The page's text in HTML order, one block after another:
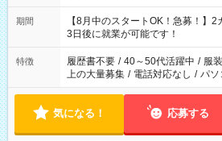
と休みを合わせたい」 「余裕を持
「できれば残業はしたくない」 な
ね。 ※Wワーク希望の方へ 今ご覧のお仕事で希望する勤務時間
と、もう1つのお仕事の勤務時間。
合は応募できません。
期間
【8月中のスタートOK！急募！
3日後に就業が可能です！
特徴 履歴書不要 / 40～50代活躍中 / 服
上の大量募集 / 電話対応なし / パソ
気になる！ 応募する